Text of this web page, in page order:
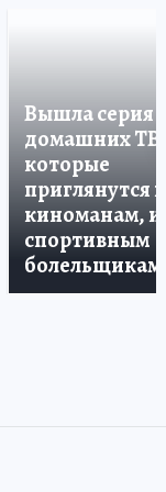
Вышла серия
домашних ТВ,
которые
приглянутся и
киноманам, и
спортивным
болельщикам